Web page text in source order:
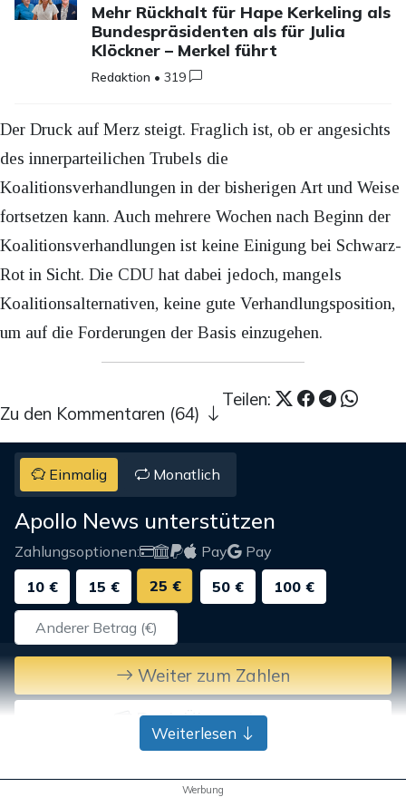
Mehr Rückhalt für Hape Kerkeling als
Bundespräsidenten als für Julia
Klöckner – Merkel führt
Redaktion •319
Der Druck auf Merz steigt. Fraglich ist, ob er angesichts
des innerparteilichen Trubels die
Koalitionsverhandlungen in der bisherigen Art und Weise
fortsetzen kann. Auch mehrere Wochen nach Beginn der
Koalitionsverhandlungen ist keine Einigung bei Schwarz-
Rot in Sicht. Die CDU hat dabei jedoch, mangels
Koalitionsalternativen, keine gute Verhandlungsposition,
um auf die Forderungen der Basis einzugehen.
Teilen:
Zu den Kommentaren (64)
Einmalig Monatlich
Apollo News unterstützen
Zahlungsoptionen: Pay
Pay
10 €
15 € 25 € 50 € 100 €
Weiter zum Zahlen
Bank-Überweisung
Weiterlesen
Werbung